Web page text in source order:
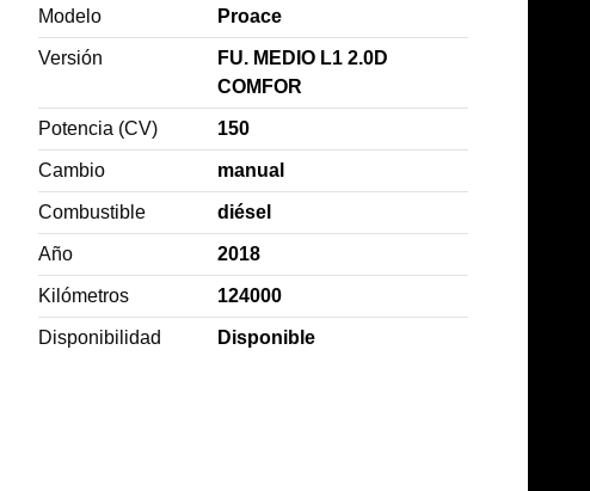
Modelo Proace
Versión
FU. MEDIO L1 2.0D
COMFOR
Potencia (CV) 150
Cambio manual
Combustible diésel
Año 2018
Kilómetros 124000
Disponibilidad Disponible